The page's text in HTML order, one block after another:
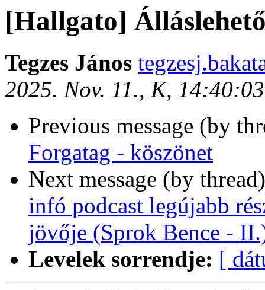
[Hallgato]
Tegzes János
2025. Nov. 11., K,
Previous message (by
Forgatag - köszönet
Next message (by
infó podcast legújabb
jövője (Sprok Bence -
Levelek sorrendje: [